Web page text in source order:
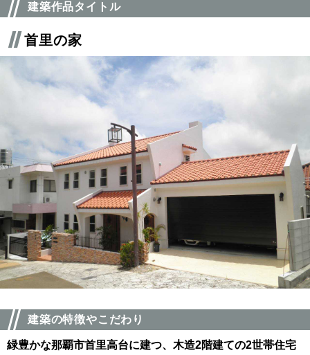
建築作品タイトル
首里の家
建築の特徴やこだわり
緑豊かな那覇市首里高台に建つ、木造2階建ての2世帯住宅